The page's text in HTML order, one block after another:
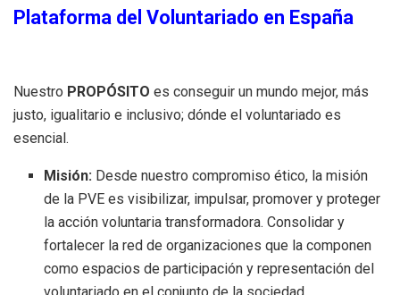
Plataforma del Voluntariado en España
Nuestro PROPÓSITO es conseguir un mundo mejor, más
justo, igualitario e inclusivo; dónde el voluntariado es
esencial.
Misión: Desde nuestro compromiso ético, la misión
de la PVE es visibilizar, impulsar, promover y proteger
la acción voluntaria transformadora. Consolidar y
fortalecer la red de organizaciones que la componen
como espacios de participación y representación del